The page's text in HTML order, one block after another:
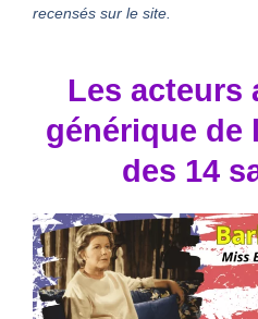
recensés sur le site.
Les acteurs
générique de
des 14